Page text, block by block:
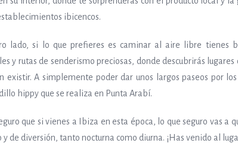
ibicencos.
lado, si lo que prefieres es caminar al aire libre tienes
y rutas de senderismo preciosas, donde descubrirás
existir. A simplemente poder dar unos largos paseos por
hippy que se realiza en Punta Arabí.
que si vienes a Ibiza en esta época, lo que seguro vas a
y de diversión, tanto nocturna como diurna. ¡Has venido al